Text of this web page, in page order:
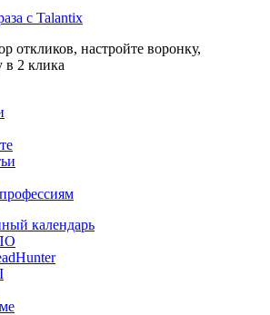
с Talantix
откликов, настройте воронку,
в 2 клика
календарь